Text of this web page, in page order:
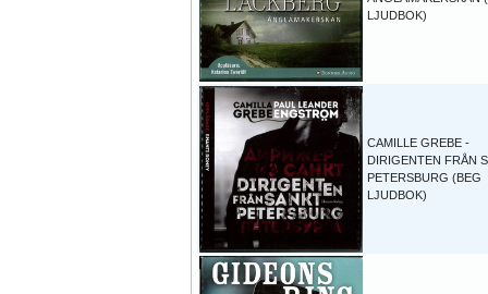
LJUDBOK)
CAMILLE GREBE -
DIRIGENTEN FRÅN
PETERSBURG (BEG
LJUDBOK)